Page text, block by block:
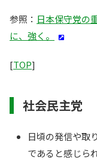
参照： 日本保守党の
に、強く。
[TOP]
社会民主党
日頃の発信や取
であると感じら